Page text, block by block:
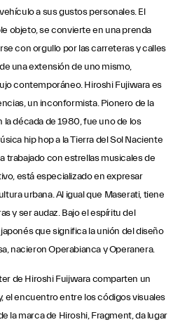
a sus gustos personales. El
objeto, se convierte en una prenda
con orgullo por las carreteras y calles
una extensión de uno mismo,
contemporáneo. Hiroshi Fujiwara es
un inconformista. Pionero de la
década de 1980, fue uno de los
hip hop a la Tierra del Sol Naciente
trabajado con estrellas musicales de
está especializado en expresar
urbana. Al igual que Maserati, tiene
y ser audaz. Bajo el espíritu del
que significa la unión del diseño
nacieron Operabianca y Operanera.
de Hiroshi Fuijwara comparten un
el encuentro entre los códigos visuales
la marca de Hiroshi, Fragment, da lugar